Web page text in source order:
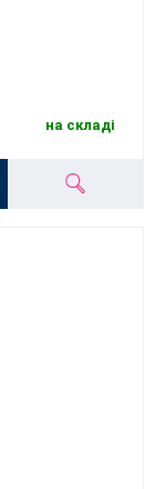
на складі